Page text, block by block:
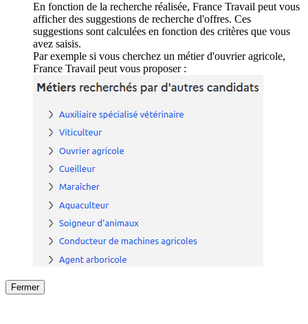
En fonction de la recherche réalisée, France Travail peut vous
afficher des suggestions de recherche d'offres. Ces
suggestions sont calculées en fonction des critères que vous
avez saisis.
Par exemple si vous cherchez un métier d'ouvrier agricole,
France Travail peut vous proposer :
Fermer